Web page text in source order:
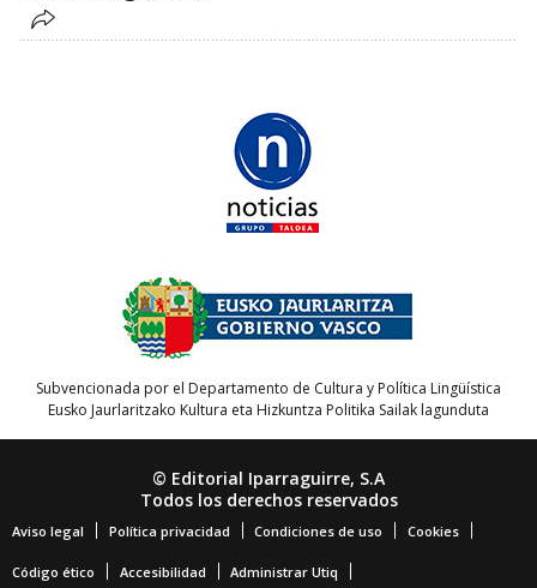
Subvencionada por el Departamento de Cultura y Política Lingüística
Eusko Jaurlaritzako Kultura eta Hizkuntza Politika Sailak lagunduta
© Editorial Iparraguirre, S.A
Todos los derechos reservados
Aviso legal Política privacidad Condiciones de uso Cookies
Código ético Accesibilidad Administrar Utiq